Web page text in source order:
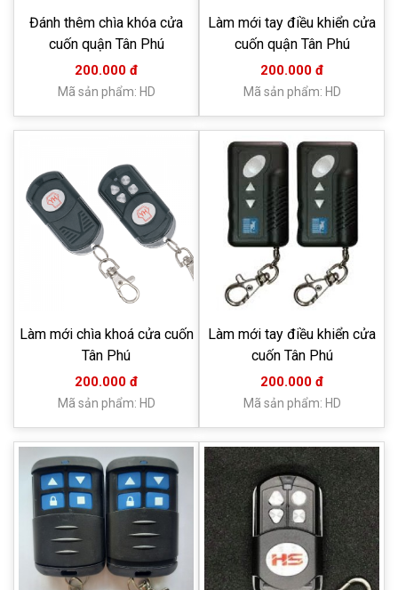
Đánh thêm chìa khóa cửa
cuốn quận Tân Phú
200.000 đ
Mã sản phẩm: HD
Làm mới tay điều khiển cửa
cuốn quận Tân Phú
200.000 đ
Mã sản phẩm: HD
Làm mới chìa khoá cửa cuốn
Tân Phú
200.000 đ
Mã sản phẩm: HD
Làm mới tay điều khiển cửa
cuốn Tân Phú
200.000 đ
Mã sản phẩm: HD